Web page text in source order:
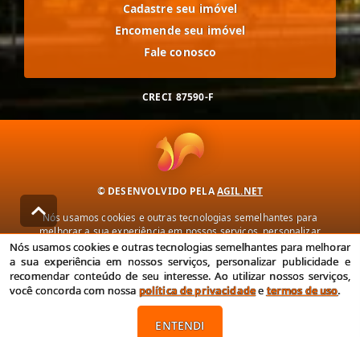
Cadastre seu imóvel
Encomende seu imóvel
Fale conosco
CRECI 87590-F
© DESENVOLVIDO PELAAGIL.NET
Nós usamos cookies e outras tecnologias semelhantes para
melhorar a sua experiência em nossos serviços, personalizar
publicidade e recomendar conteúdo de seu interesse. Ao utilizar
nossos serviços, você concorda com nossa política de privacidade e
termos de uso.
Política de Privacidade Termos de uso
Nós usamos cookies e outras tecnologias semelhantes para melhorar
a sua experiência em nossos serviços, personalizar publicidade e
recomendar conteúdo de seu interesse. Ao utilizar nossos serviços,
você concorda com nossa política de privacidadeetermos de uso.
ENTENDI